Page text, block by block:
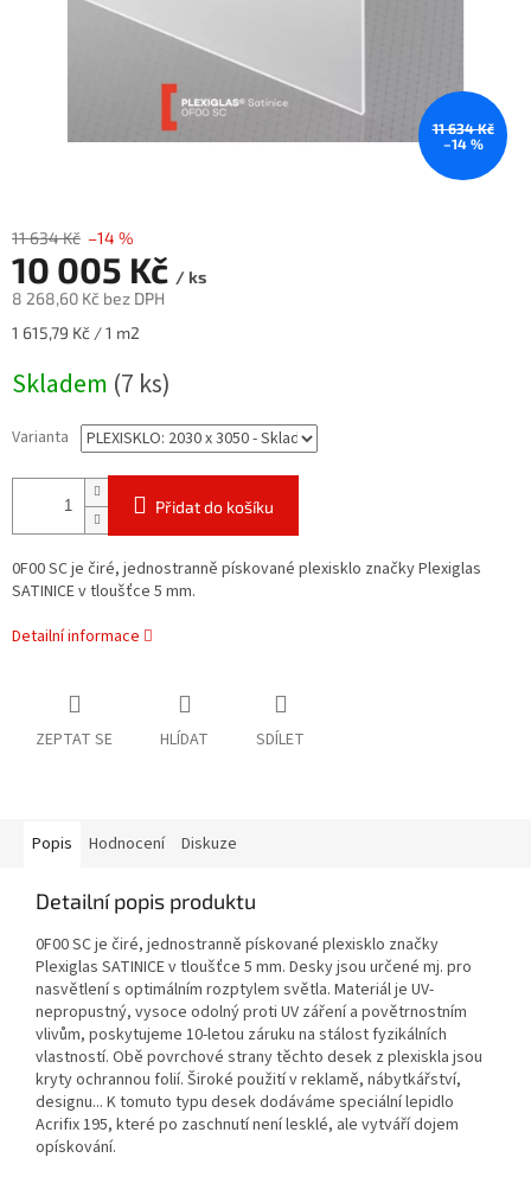
11 634 Kč
–14 %
11 634 Kč –14 %
10 005 Kč / ks
8 268,60 Kč bez DPH
Měrná
1 615,79 Kč / 1 m2
Skladem (7 ks)
Varianta
Přidat do košíku
0F00 SC je čiré, jednostranně pískované plexisklo značky Plexiglas
SATINICE v tloušťce 5 mm.
Detailní informace
ZEPTAT SE HLÍDAT SDÍLET
Popis Hodnocení Diskuze
Detailní popis produktu
0F00 SC je čiré, jednostranně pískované plexisklo značky
Plexiglas SATINICE v tloušťce 5 mm. Desky jsou určené mj. pro
nasvětlení s optimálním rozptylem světla. Materiál je UV-
nepropustný, vysoce odolný proti UV záření a povětrnostním
vlivům, poskytujeme 10-letou záruku na stálost fyzikálních
vlastností. Obě povrchové strany těchto desek z plexiskla jsou
kryty ochrannou folií. Široké použití v reklamě, nábytkářství,
designu... K tomuto typu desek dodáváme speciální lepidlo
Acrifix 195, které po zaschnutí není lesklé, ale vytváří dojem
opískování.